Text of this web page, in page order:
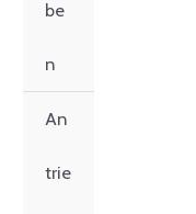
be
n
An
trie